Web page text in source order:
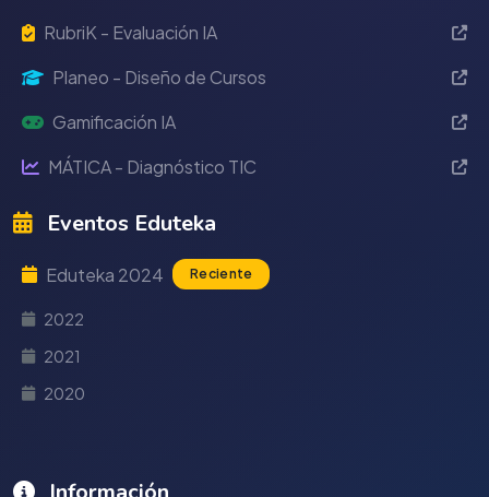
RubriK - Evaluación IA
Planeo - Diseño de Cursos
Gamificación IA
MÁTICA - Diagnóstico TIC
Eventos Eduteka
Eduteka 2024 Reciente
2022
2021
2020